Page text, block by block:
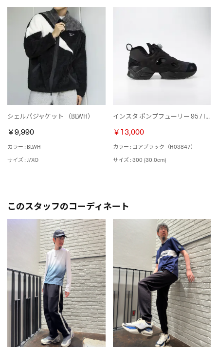
シェルパジャケット （BLWH）
￥9,990
カラー : BLWH
サイズ : J/XO
インスタ ポンプフューリー 95 / INSTAPUMP FURY 95 （コアブラック）
￥13,000
カラー : コアブラック（H03847）
サイズ : 300 (30.0cm)
このスタッフのコーディネート